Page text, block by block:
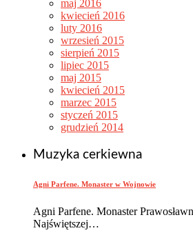
maj 2016
kwiecień 2016
luty 2016
wrzesień 2015
sierpień 2015
lipiec 2015
maj 2015
kwiecień 2015
marzec 2015
styczeń 2015
grudzień 2014
Muzyka cerkiewna
Agni Parfene. Monaster w Wojnowie
Agni Parfene. Monaster
Najświętszej…